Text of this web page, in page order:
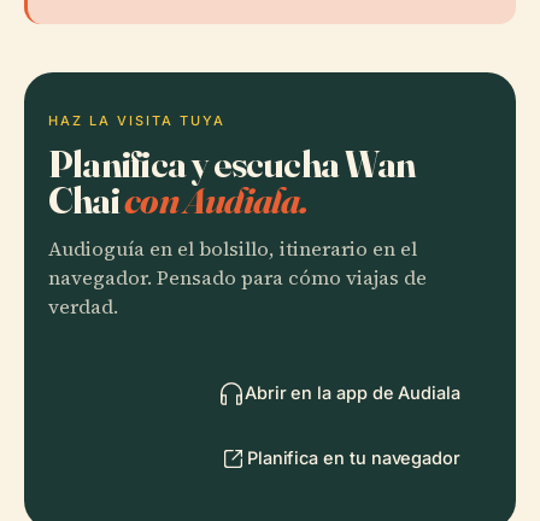
HAZ LA VISITA TUYA
Planifica y escucha Wan
Chaicon Audiala.
Audioguía en el bolsillo, itinerario en el
navegador. Pensado para cómo viajas de
verdad.
Abrir en la app de Audiala
Planifica en tu navegador